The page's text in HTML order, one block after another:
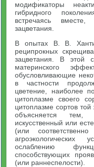
модификаторы
гибридного
встречаясь
зацветания.
В опытах В. В.
реципрокных
зацветания. В этой
материнского
обусловливающие
в частности
цветение, наиболее
цитоплазме своего
цитоплазме сортов
объясняется тем,
искусственный или
(или
ослаблению
способствующих
(или раннеспелости).